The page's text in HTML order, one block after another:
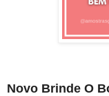
Novo Brinde O